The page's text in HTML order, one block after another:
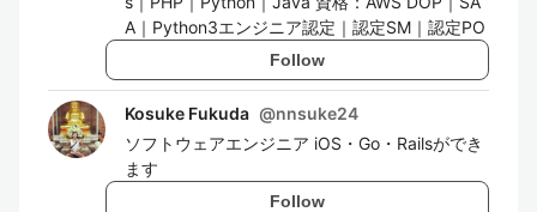
A｜Python3エンジニア認定｜認定SM｜認定PO
Follow
Kosuke Fukuda @nnsuke24
ソフトウェアエンジニア iOS・Go・Railsができ
ます
Follow